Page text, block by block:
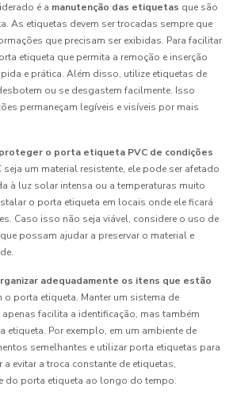
é a manutenção das etiquetas que são
As etiquetas devem ser trocadas sempre que
que precisam ser exibidas. Para facilitar
etiqueta que permita a remoção e inserção
e prática. Além disso, utilize etiquetas de
ou se desgastem facilmente. Isso
permaneçam legíveis e visíveis por mais
proteger o porta etiqueta PVC de condições
seja um material resistente, ele pode ser afetado
à luz solar intensa ou a temperaturas muito
o porta etiqueta em locais onde ele ficará
Caso isso não seja viável, considere o uso de
possam ajudar a preservar o material e
adequadamente os itens que estão
o porta etiqueta. Manter um sistema de
facilita a identificação, mas também
etiqueta. Por exemplo, em um ambiente de
semelhantes e utilizar porta etiquetas para
evitar a troca constante de etiquetas,
do porta etiqueta ao longo do tempo.